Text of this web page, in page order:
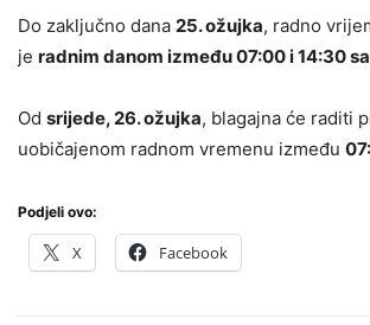
Do zaključno dana 25. ožujka, radno
je radnim danom između 07:00 i 14:30
Od srijede, 26. ožujka, blagajna će raditi
uobičajenom radnom vremenu između
Podjeli ovo:
X Facebook